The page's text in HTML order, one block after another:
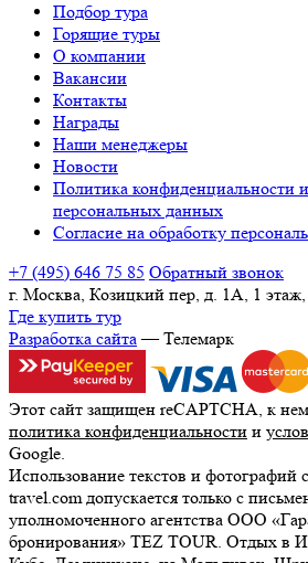
Подбор тура
Горящие туры
О компании
Вакансии
Контакты
Награды
Наши менеджеры
Новости
Политика конфиденциальности
персональных данных
Согласие на обработку
+7 (495) 646 75 85 Обратный звонок
г. Москва, Козицкий пер, д. 1А, 1
Где купить тур
Разработка сайта— Телемарк
Этот сайт защищен reCAPTCHA, к
политика конфиденциальности и
Google.
Использование текстов и фотографий
travel.com допускается только с
уполномоченного агентства ООО
бронирования» TEZ TOUR. Отдых в